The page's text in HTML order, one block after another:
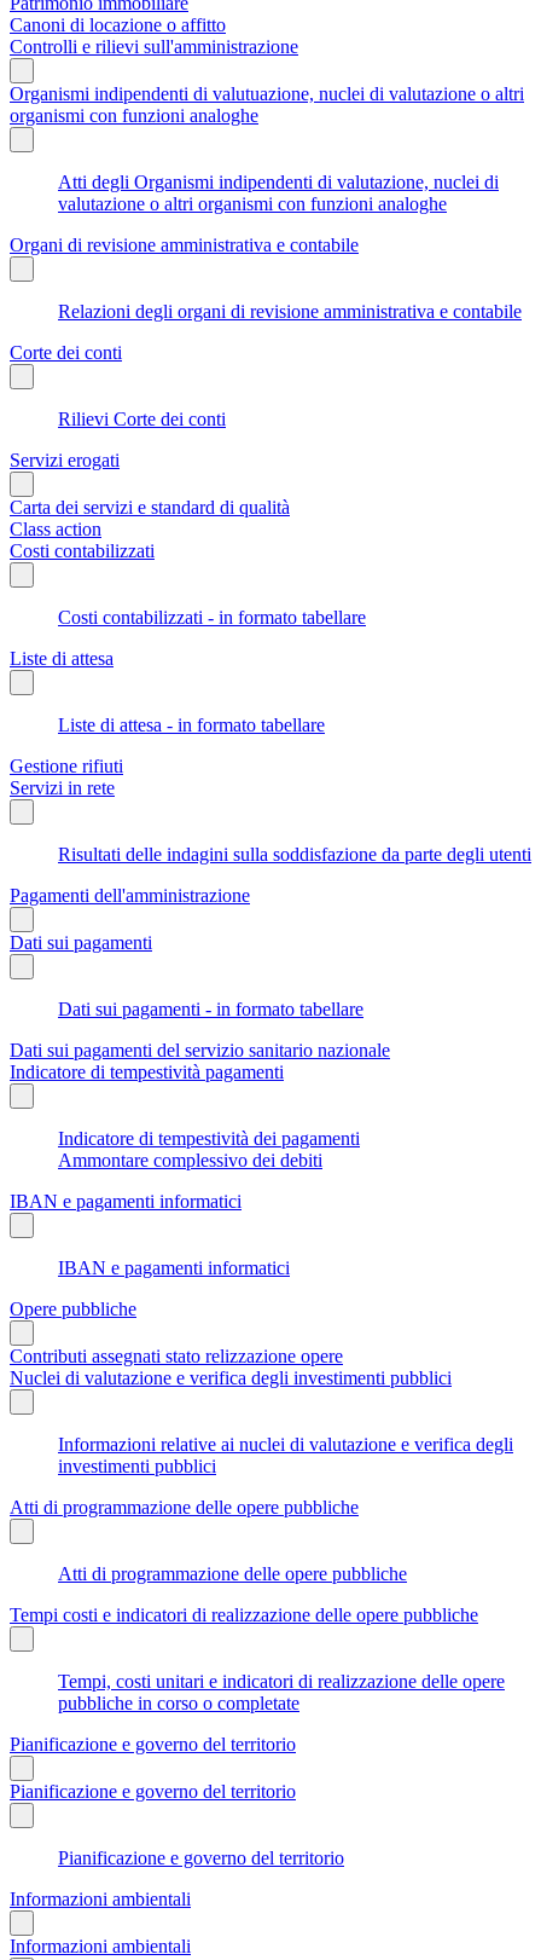
Canoni di locazione o affitto
Controlli e rilievi sull'amministrazione
Organismi indipendenti di valutuazione, nuclei di valutazione o altri
organismi con funzioni analoghe
Atti degli Organismi indipendenti di valutazione, nuclei di
valutazione o altri organismi con funzioni analoghe
Organi di revisione amministrativa e contabile
Relazioni degli organi di revisione amministrativa e contabile
Corte dei conti
Rilievi Corte dei conti
Servizi erogati
Carta dei servizi e standard di qualità
Class action
Costi contabilizzati
Costi contabilizzati - in formato tabellare
Liste di attesa
Liste di attesa - in formato tabellare
Gestione rifiuti
Servizi in rete
Risultati delle indagini sulla soddisfazione da parte degli utenti
Pagamenti dell'amministrazione
Dati sui pagamenti
Dati sui pagamenti - in formato tabellare
Dati sui pagamenti del servizio sanitario nazionale
Indicatore di tempestività pagamenti
Indicatore di tempestività dei pagamenti
Ammontare complessivo dei debiti
IBAN e pagamenti informatici
IBAN e pagamenti informatici
Opere pubbliche
Contributi assegnati stato relizzazione opere
Nuclei di valutazione e verifica degli investimenti pubblici
Informazioni relative ai nuclei di valutazione e verifica degli
investimenti pubblici
Atti di programmazione delle opere pubbliche
Atti di programmazione delle opere pubbliche
Tempi costi e indicatori di realizzazione delle opere pubbliche
Tempi, costi unitari e indicatori di realizzazione delle opere
pubbliche in corso o completate
Pianificazione e governo del territorio
Pianificazione e governo del territorio
Pianificazione e governo del territorio
Informazioni ambientali
Informazioni ambientali